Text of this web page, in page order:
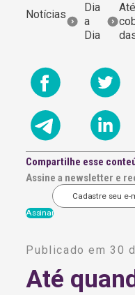
Notícias
Dia
a
Dia
Compartilhe esse
Assine a newsletter e
t
n
Publicado em 30
Até